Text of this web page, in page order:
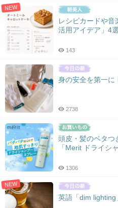
NEW
レシピカードや音
活用アイデア」4選
143
身の安全を第一に
2738
頭皮・髪のベタつ
「Merit ドライシ
1306
NEW
英語「dim lighting